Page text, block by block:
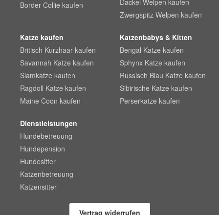
Border Collie kaufen
Zwergspitz Welpen kaufen
Katze kaufen
Britisch Kurzhaar kaufen
Savannah Katze kaufen
Siamkatze kaufen
Ragdoll Katze kaufen
Maine Coon kaufen
Katzenbabys & Kitten
Bengal Katze kaufen
Sphynx Katze kaufen
Russisch Blau Katze kaufen
Sibirische Katze kaufen
Perserkatze kaufen
Dienstleistungen
Hundebetreuung
Hundepension
Hundesitter
Katzenbetreuung
Katzensitter
Vertrag widerrufen